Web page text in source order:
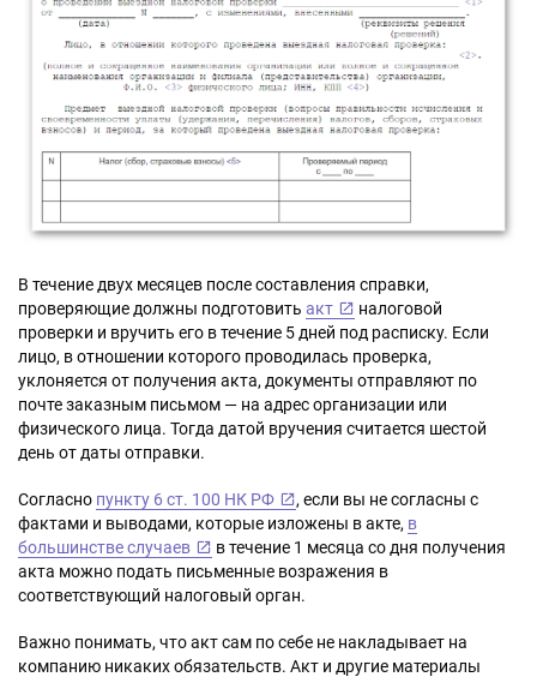
В течение двух месяцев после составления справки,
проверяющие должны подготовить акт
налоговой
проверки и вручить его в течение 5 дней под расписку. Если
лицо, в отношении которого проводилась проверка,
уклоняется от получения акта, документы отправляют по
почте заказным письмом — на адрес организации или
физического лица. Тогда датой вручения считается шестой
день от даты отправки.
Согласно пункту 6 ст. 100 НК РФ
, если вы не согласны с
фактами и выводами, которые изложены в акте, в
большинстве случаев
в течение 1 месяца со дня получения
акта можно подать письменные возражения в
соответствующий налоговый орган.
Важно понимать, что акт сам по себе не накладывает на
компанию никаких обязательств. Акт и другие материалы